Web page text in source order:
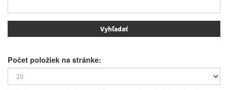
Počet položiek na stránke: